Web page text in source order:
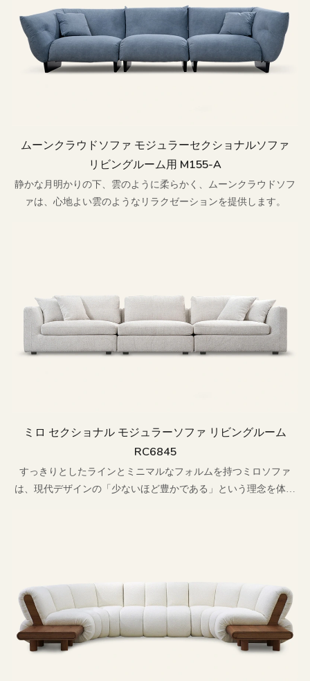
ムーンクラウドソファ モジュラーセクショナルソファ
リビングルーム用 M155-A
静かな月明かりの下、雲のように柔らかく、ムーンクラウドソフ
ァは、心地よい雲のようなリラクゼーションを提供します。
ミロ セクショナル モジュラーソファ リビングルーム
RC6845
すっきりとしたラインとミニマルなフォルムを持つミロソファ
は、現代デザインの「少ないほど豊かである」という理念を体現